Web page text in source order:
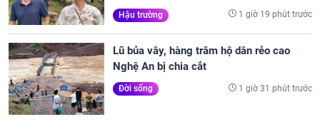
Hậu trường 1 giờ 19 phút trước
Lũ bủa vây, hàng trăm hộ dân rẻo cao
Nghệ An bị chia cắt
Đời sống 1 giờ 31 phút trước